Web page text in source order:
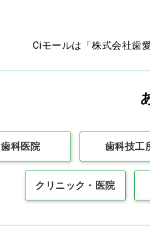
バリエーションを見る
Ciモールは「株式会社歯
歯科医院 歯科技工
クリニック・医院